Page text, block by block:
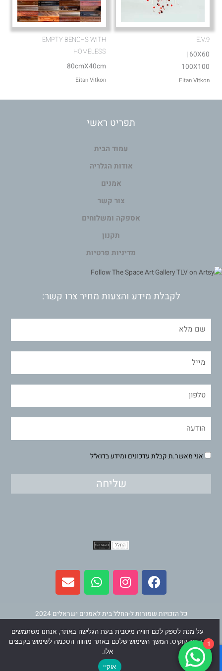
E.V.9
60X60 |
100X100
Eitan Vitkon
EMPTY BENCHS WITH
HOMELESS
80cmX40cm
Eitan Vitkon
תפריט ראשי
עמוד הבית
אודות הגלריה
אמנים
צור קשר
אספקה ומשלוחים
תקנון
מדיניות פרטיות
לקבלת מידע והצעות מחיר צרו קשר:
אני מאשר.ת קבלת עדכונים ומידע בדוא״ל
שליחה
F
a
c
b
o
o
I
n
s
a
g
r
m
W
h
a
s
a
p
E
n
v
l
o
p
כל הזכויות שמורות ל-החלל בית לאמנים ישראלים 2024
תחזוקה ופיתוחוינר מדיה
1
על מנת לספק לכם חוויה מיטבית בעת הגלישה באתר, אנחנו משתמשים
בקבצי קוקיס. המשך השימוש שלכם באתר מהווה הסכמה לשימוש בקבצים
אלו.
אוקיי